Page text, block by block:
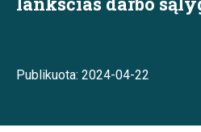
Publikuota: 2024-04-22